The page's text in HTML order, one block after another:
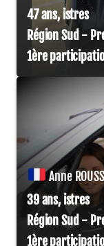
47 ans, istres
Région Sud -
1ère
Anne
39 ans, istres
Région Sud -
1ère